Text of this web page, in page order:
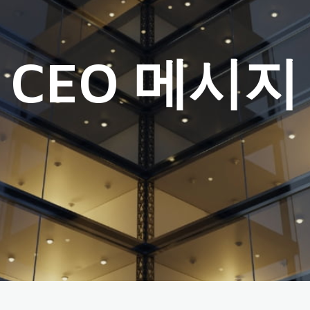
CEO 메시지